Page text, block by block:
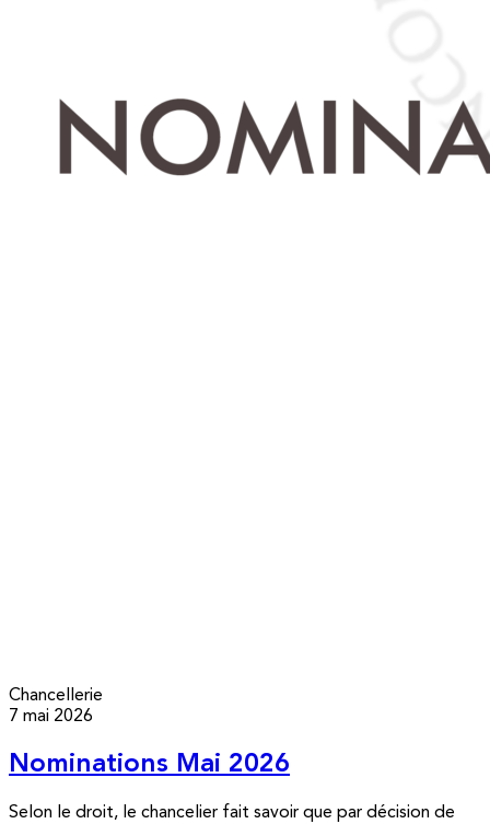
Chancellerie
7 mai 2026
Nominations Mai 2026
Selon le droit, le chancelier fait savoir que par décision de